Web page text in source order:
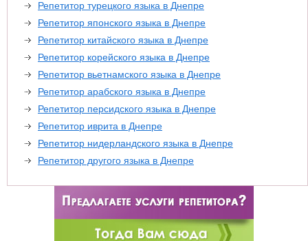
Репетитор турецкого языка в Днепре
Репетитор японского языка в Днепре
Репетитор китайского языка в Днепре
Репетитор корейского языка в Днепре
Репетитор вьетнамского языка в Днепре
Репетитор арабского языка в Днепре
Репетитор персидского языка в Днепре
Репетитор иврита в Днепре
Репетитор нидерландского языка в Днепре
Репетитор другого языка в Днепре